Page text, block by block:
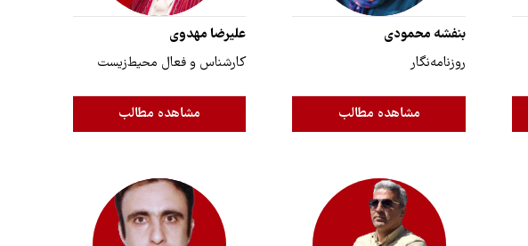
بنفشه محمودی
روزنامه‌نگار
مشاهده مطالب
علیرضا مهدوی
کارشناس و فعال محیط‌زیست
مشاهده مطالب